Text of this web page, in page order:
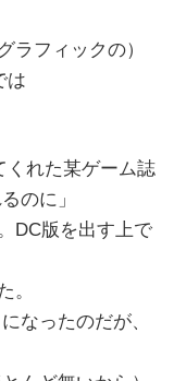
ラフィックの）
は
くれた某ゲーム誌
のに」
DC版を出す上で
。
なったのだが、